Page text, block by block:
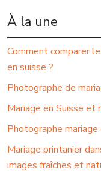
À la une
Comment comparer
en suisse ?
Photographe de
Mariage en Suisse
Photographe
Mariage printanier
images fraîches et